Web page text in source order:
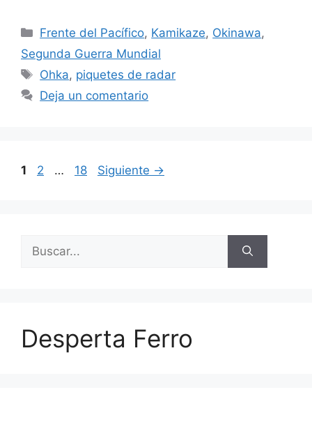
Categorías
Frente del Pacífico, Kamikaze, Okinawa,
Segunda Guerra Mundial
Etiquetas
Ohka, piquetes de radar
Deja un comentario
Página
1 Página
2 … Página
18 Siguiente →
Desperta Ferro